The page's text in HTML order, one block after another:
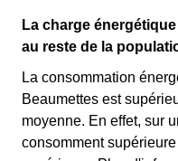
La charge
au reste de la
La consommation
Beaumettes est
moyenne. En effet, sur
consomment